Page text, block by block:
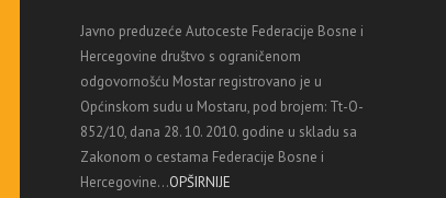
Javno preduzeće Autoceste Federacije Bosne i
Hercegovine društvo s ograničenom
odgovornošću Mostar registrovano je u
Općinskom sudu u Mostaru, pod brojem: Tt-O-
852/10, dana 28. 10. 2010. godine u skladu sa
Zakonom o cestama Federacije Bosne i
Hercegovine...OPŠIRNIJE